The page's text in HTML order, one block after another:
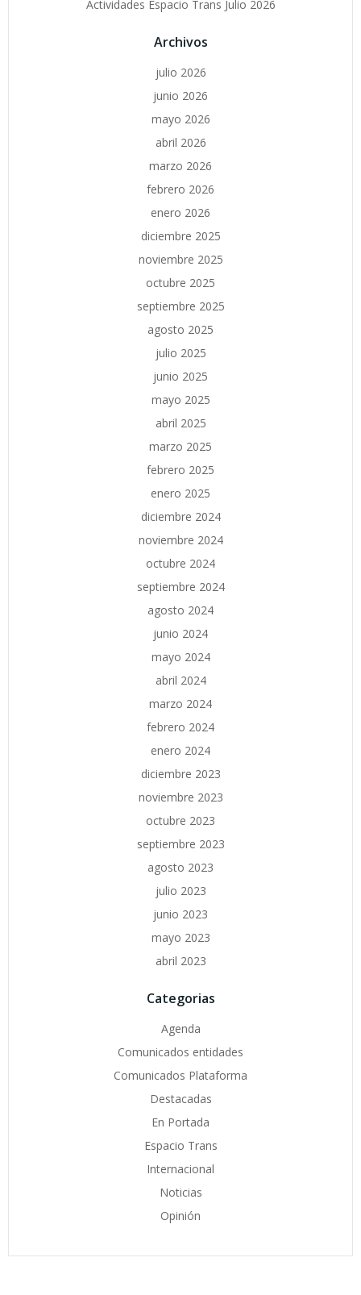
Actividades Espacio Trans Julio 2026
Archivos
julio 2026
junio 2026
mayo 2026
abril 2026
marzo 2026
febrero 2026
enero 2026
diciembre 2025
noviembre 2025
octubre 2025
septiembre 2025
agosto 2025
julio 2025
junio 2025
mayo 2025
abril 2025
marzo 2025
febrero 2025
enero 2025
diciembre 2024
noviembre 2024
octubre 2024
septiembre 2024
agosto 2024
junio 2024
mayo 2024
abril 2024
marzo 2024
febrero 2024
enero 2024
diciembre 2023
noviembre 2023
octubre 2023
septiembre 2023
agosto 2023
julio 2023
junio 2023
mayo 2023
abril 2023
Categorias
Agenda
Comunicados entidades
Comunicados Plataforma
Destacadas
En Portada
Espacio Trans
Internacional
Noticias
Opinión